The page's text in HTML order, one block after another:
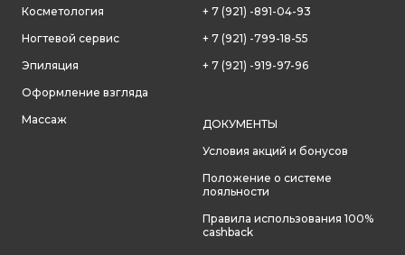
Косметология
Ногтевой сервис
Эпиляция
Оформление взгляда
Массаж
+ 7 (921) -891-04-93
+ 7 (921) -799-18-55
+ 7 (921) -919-97-96
ДОКУМЕНТЫ
Условия акций и бонусов
Положение о системе
лояльности
Правила использования 100%
cashback